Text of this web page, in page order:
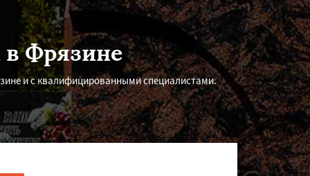
в Фрязине
и с квалифицированными специалистами.